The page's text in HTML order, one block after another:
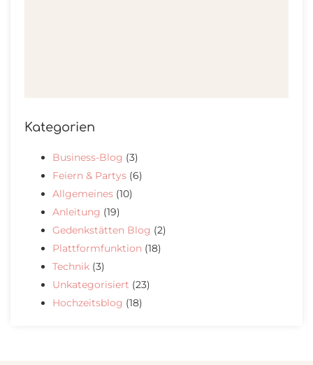
Kategorien
Business-Blog (3)
Feiern & Partys (6)
Allgemeines (10)
Anleitung (19)
Gedenkstätten Blog (2)
Plattformfunktion (18)
Technik (3)
Unkategorisiert (23)
Hochzeitsblog (18)